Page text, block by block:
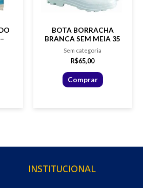
BOTA BORRACHA
BRANCA SEM MEIA 35
Sem categoria
R$65,00
Comprar
INSTITUCIONAL